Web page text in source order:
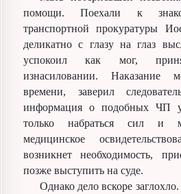
помощи. Поехали к
транспортной прокуратуры
деликатно с глазу на глаз
успокоил как мог,
изнасиловании. Наказание
времени, заверил
информация о подобных ЧП
только набраться сил и
медицинское
возникнет необходимость,
позже выступить на суде.
Однако дело вскоре